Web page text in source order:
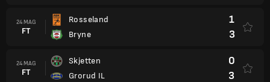
24 MAG
FT
Rosseland
Bryne
1
3
24 MAG
FT
Skjetten
Grorud IL
0
3